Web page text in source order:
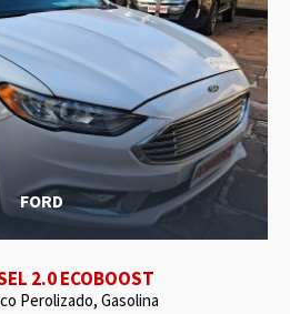
FORD
2.0 ECOBOOST
Perolizado, Gasolina